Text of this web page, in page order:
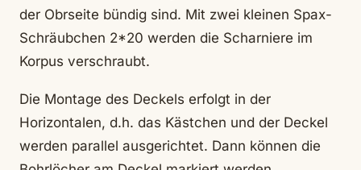
der Obrseite bündig sind. Mit zwei kleinen Spax-
Schräubchen 2*20 werden die Scharniere im
Korpus verschraubt.
Die Montage des Deckels erfolgt in der
Horizontalen, d.h. das Kästchen und der Deckel
werden parallel ausgerichtet. Dann können die